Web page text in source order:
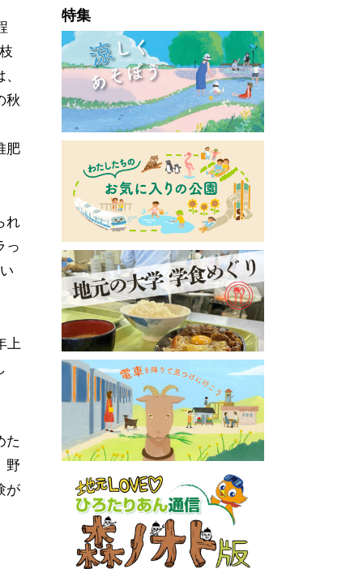
秋
肥
れ
っ
上
た
野
が
特集